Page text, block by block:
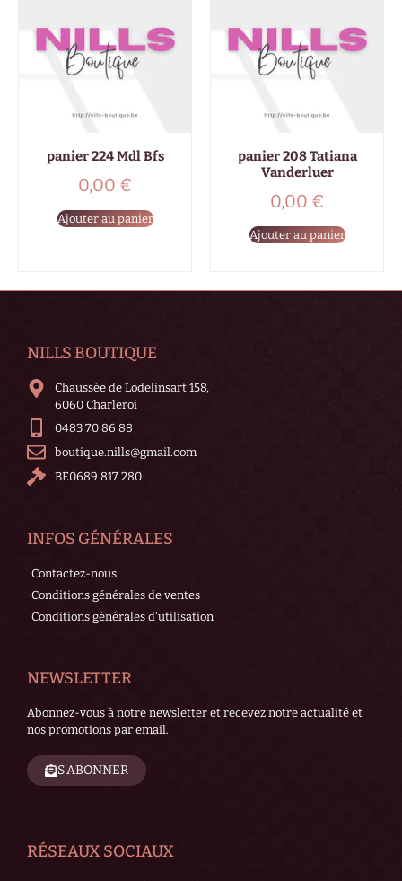
panier 224 Mdl Bfs
0,00 €
Ajouter au panier
panier 208 Tatiana
Vanderluer
0,00 €
Ajouter au panier
NILLS BOUTIQUE
Chaussée de Lodelinsart 158,
6060 Charleroi
0483 70 86 88
boutique.nills@gmail.com
BE0689 817 280
INFOS GÉNÉRALES
Contactez-nous
Conditions générales de ventes
Conditions générales d'utilisation
NEWSLETTER
Abonnez-vous à notre newsletter et recevez notre actualité et
nos promotions par email.
S'ABONNER
RÉSEAUX SOCIAUX